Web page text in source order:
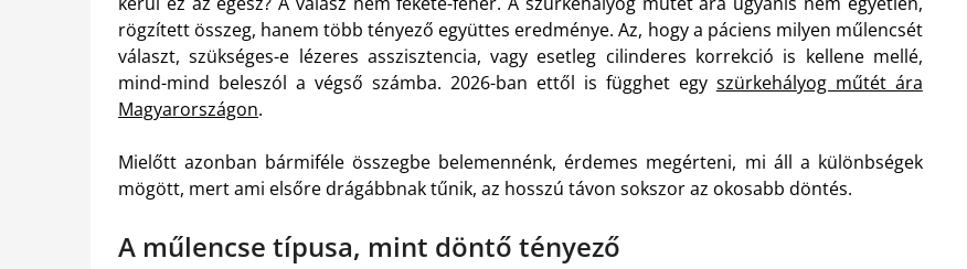
rögzített összeg, hanem több tényező együttes eredménye. Az, hogy a páciens milyen műlencsét
választ, szükséges-e lézeres asszisztencia, vagy esetleg cilinderes korrekció is kellene mellé,
mind-mind beleszól a végső számba. 2026-ban ettől is függhet egy szürkehályog műtét ára
Magyarországon.
Mielőtt azonban bármiféle összegbe belemennénk, érdemes megérteni, mi áll a különbségek
mögött, mert ami elsőre drágábbnak tűnik, az hosszú távon sokszor az okosabb döntés.
A műlencse típusa, mint döntő tényező